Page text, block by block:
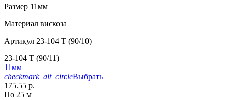
Размер 11мм
Материал вискоза
Артикул 23-104 T (90/10)
23-104 T (90/11)
11мм
checkmark_alt_circleВыбрать
175.55 р.
По 25 м